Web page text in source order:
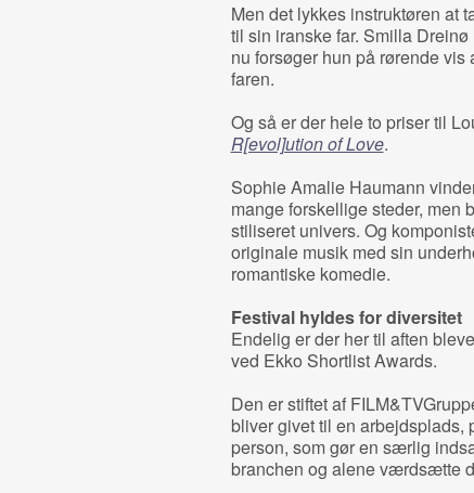
Men det lykkes instruktøren at
til sin iranske far. Smilla
nu forsøger hun på rørende vis
faren.
Og så er der hele to priser til
R[evol]ution of Love.
Sophie Amalie Haumann
mange forskellige steder, men
stiliseret univers. Og
originale musik med sin
romantiske komedie.
Festival hyldes for diversitet
Endelig er der her til aften
ved Ekko Shortlist Awards.
Den er stiftet af
bliver givet til en arbejdsplads,
person, som gør en særlig
branchen og alene værdsætte